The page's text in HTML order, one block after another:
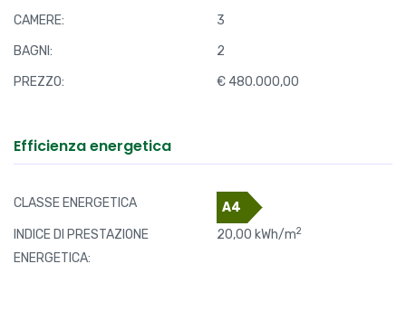
CAMERE:
3
BAGNI:
2
PREZZO:
€ 480.000,00
Efficienza energetica
CLASSE ENERGETICA
A4
INDICE DI PRESTAZIONE
ENERGETICA:
20,00 kWh/m2